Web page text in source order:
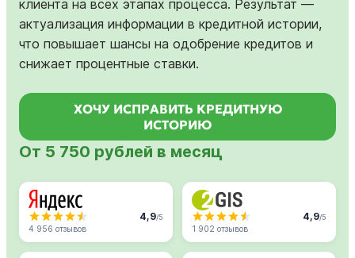
клиента на всех этапах процесса. Результат —
актуализация информации в кредитной истории,
что повышает шансы на одобрение кредитов и
снижает процентные ставки.
ХОЧУ ИСПРАВИТЬ КРЕДИТНУЮ
ИСТОРИЮ
От 5 750 рублей в месяц
4,9/5
4 956 отзывов
4,9/5
1 902 отзывов